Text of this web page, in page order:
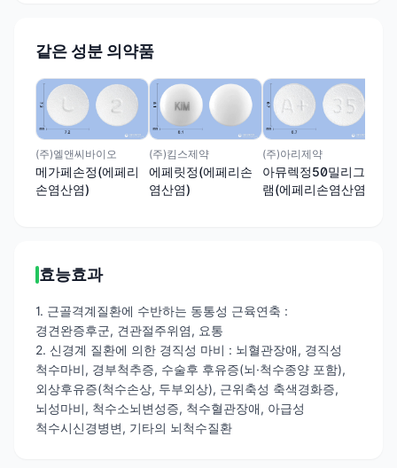
같은 성분 의약품
(주)엘앤씨바이오
메가페손정(에페리
손염산염)
(주)킴스제약
에페릿정(에페리손
염산염)
(주)아리제약
아뮤렉정50밀리그
램(에페리손염산염)
효능효과
1. 근골격계질환에 수반하는 동통성 근육연축 :
경견완증후군, 견관절주위염, 요통
2. 신경계 질환에 의한 경직성 마비 : 뇌혈관장애, 경직성
척수마비, 경부척추증, 수술후 후유증(뇌·척수종양 포함),
외상후유증(척수손상, 두부외상), 근위축성 축색경화증,
뇌성마비, 척수소뇌변성증, 척수혈관장애, 아급성
척수시신경병변, 기타의 뇌척수질환